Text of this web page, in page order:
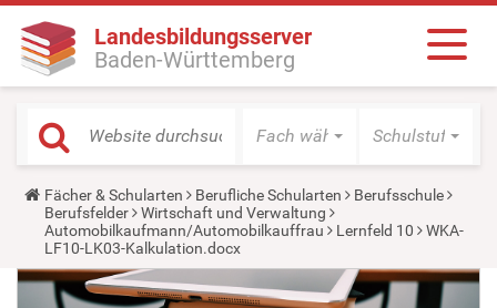
Landesbildungsserver
Baden-Württemberg
Fach wählen Schulstufe
Y
o
u
a
r
e
Fächer & Schularten Berufliche Schularten
Berufsschule
Berufsfelder
Wirtschaft und Verwaltung
Automobilkaufmann/Automobilkauffrau
Lernfeld 10
WKA-
LF10-LK03-Kalkulation.docx